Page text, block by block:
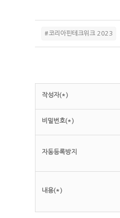
#코리아핀테크위크 2023
작성자(*)
비밀번호(*)
자동등록방지
내용(*)